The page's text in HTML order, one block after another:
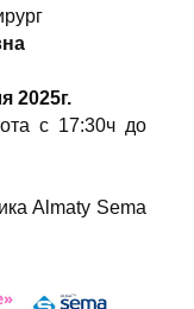
2025г.
с 17:30ч до
Almaty Sema